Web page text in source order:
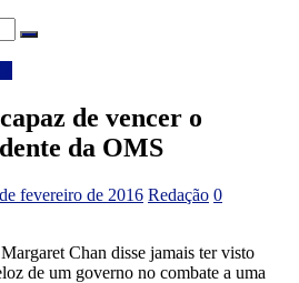
de vencer o
da OMS
fevereiro de 2016 Redação 0
Chan disse jamais ter visto
de um governo no combate a uma